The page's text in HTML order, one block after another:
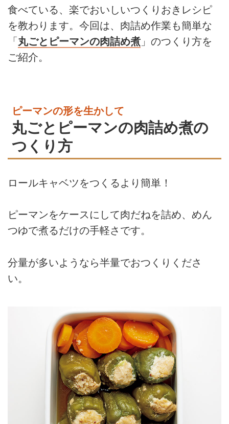
食べている、楽でおいしいつくりおきレシピ
を教わります。今回は、肉詰め作業も簡単な
「 丸ごとピーマンの肉詰め煮 」のつくり方を
ご紹介。
ピーマンの形を生かして
丸ごとピーマンの肉詰め煮の
つくり方
ロールキャベツをつくるより簡単！
ピーマンをケースにして肉だねを詰め、めん
つゆで煮るだけの手軽さです。
分量が多いようなら半量でおつくりくださ
い。